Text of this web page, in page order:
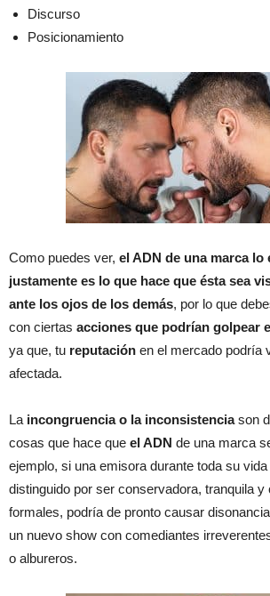
Discurso
Posicionamiento
Como puedes ver, el ADN de una marca
justamente es lo que hace que ésta sea
ante los ojos de los demás, por lo que
con ciertas acciones que podrían golpear
ya que, tu reputación en el mercado podría
afectada.
La incongruencia o la inconsistenciason
cosas que hace que el ADN de una marca
ejemplo, si una emisora durante toda su
distinguido por ser conservadora, tranquila
formales, podría de pronto causar
un nuevo show con comediantes
o albureros.